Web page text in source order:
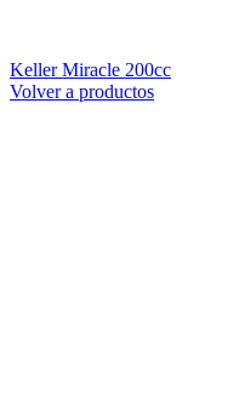
Keller Miracle 200cc
Volver a productos